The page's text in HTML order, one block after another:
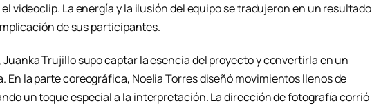
videoclip. La energía y la ilusión del equipo se tradujeron en un resultado
de sus participantes.
Trujillo supo captar la esencia del proyecto y convertirla en un
En la parte coreográfica, Noelia Torres diseñó movimientos llenos de
un toque especial a la interpretación. La dirección de fotografía corrió